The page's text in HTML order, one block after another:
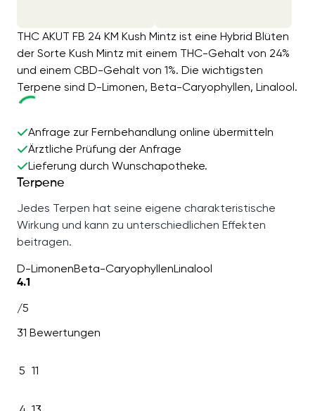
THC AKUT FB 24 KM Kush Mintz ist eine Hybrid Blüten
der Sorte Kush Mintz mit einem THC-Gehalt von 24%
und einem CBD-Gehalt von 1%. Die wichtigsten
Terpene sind D-Limonen, Beta-Caryophyllen, Linalool.
Anfrage zur Fernbehandlung online übermitteln
Ärztliche Prüfung der Anfrage
Lieferung durch Wunschapotheke.
Terpene
Jedes Terpen hat seine eigene charakteristische
Wirkung und kann zu unterschiedlichen Effekten
beitragen.
D-LimonenBeta-CaryophyllenLinalool
4.1
/5
31 Bewertungen
5 11